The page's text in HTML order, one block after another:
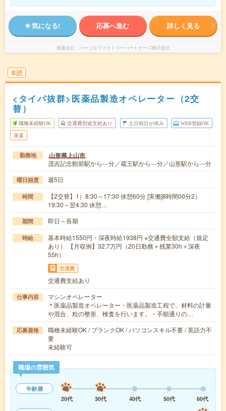
気になる! 応募へ進む 詳しく見る
派遣会社 パーソルファクトリーパートナーズ株式会社
未読
<タイパ抜群>医薬品製造オペレーター（2交
替）
職種未経験OK 交通費別途支給あり 土日祝日が休み WEB登録OK
派遣
勤務地 山形県上山市
茂吉記念館前駅から---分／蔵王駅から---分／山形駅から---分
曜日頻度 週5日
時間
【2交替】1）8:30～17:30 休憩60分 [実働]8時間00分2）
19:30～翌4:30 休憩…
期間 即日～長期
時給
基本時給1550円・深夜時給1938円 ※交通費全額支給（規定
あり） 【月収例】32.7万円（20日勤務＋残業30h＋深夜
55h）
交通費
交通費支給あり
仕事内容
マシンオペレーター
＊医薬品製造オペレーター・医薬品製造工程で、材料の計量
や混合、粒の整形、検査を行います。・手順通りの…
応募資格
職種未経験OK / ブランクOK / パソコンスキル不要 / 英語力不
要
未経験可
職場の雰囲気
年齢層
20代
30代 40代 50代
60代